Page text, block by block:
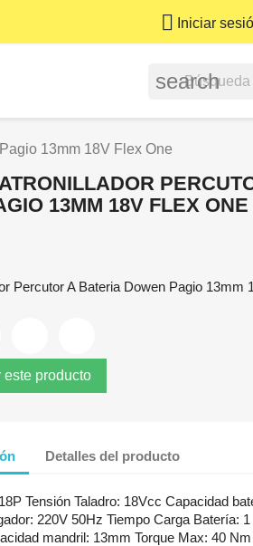
 Iniciar
search
13mm 18V Flex One
13MM 18V FLEX ONE
Percutor A Bateria Dowen Pagio 13mm
producto
Detalles del producto
Tensión Taladro: 18Vcc Capacidad
220V 50Hz Tiempo Carga Batería:
mandril: 13mm Torque Max: 40